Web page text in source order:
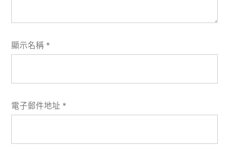
顯示名稱 *
電子郵件地址 *